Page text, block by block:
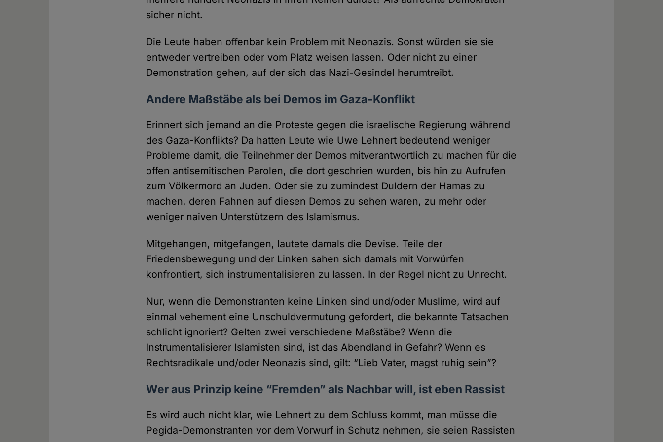
sicher nicht.
Die Leute haben offenbar kein Problem mit Neonazis. Sonst würden sie sie
entweder vertreiben oder vom Platz weisen lassen. Oder nicht zu einer
Demonstration gehen, auf der sich das Nazi-Gesindel herumtreibt.
Andere Maßstäbe als bei Demos im Gaza-Konflikt
Erinnert sich jemand an die Proteste gegen die israelische Regierung während
des Gaza-Konflikts? Da hatten Leute wie Uwe Lehnert bedeutend weniger
Probleme damit, die Teilnehmer der Demos mitverantwortlich zu machen für die
offen antisemitischen Parolen, die dort geschrien wurden, bis hin zu Aufrufen
zum Völkermord an Juden. Oder sie zu zumindest Duldern der Hamas zu
machen, deren Fahnen auf diesen Demos zu sehen waren, zu mehr oder
weniger naiven Unterstützern des Islamismus.
Mitgehangen, mitgefangen, lautete damals die Devise. Teile der
Friedensbewegung und der Linken sahen sich damals mit Vorwürfen
konfrontiert, sich instrumentalisieren zu lassen. In der Regel nicht zu Unrecht.
Nur, wenn die Demonstranten keine Linken sind und/oder Muslime, wird auf
einmal vehement eine Unschuldvermutung gefordert, die bekannte Tatsachen
schlicht ignoriert? Gelten zwei verschiedene Maßstäbe? Wenn die
Instrumentalisierer Islamisten sind, ist das Abendland in Gefahr? Wenn es
Rechtsradikale und/oder Neonazis sind, gilt: “Lieb Vater, magst ruhig sein”?
Wer aus Prinzip keine “Fremden” als Nachbar will, ist eben Rassist
Es wird auch nicht klar, wie Lehnert zu dem Schluss kommt, man müsse die
Pegida-Demonstranten vor dem Vorwurf in Schutz nehmen, sie seien Rassisten